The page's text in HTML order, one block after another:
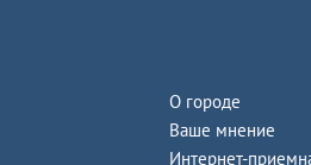
О городе
Ваше мнение
Интернет-